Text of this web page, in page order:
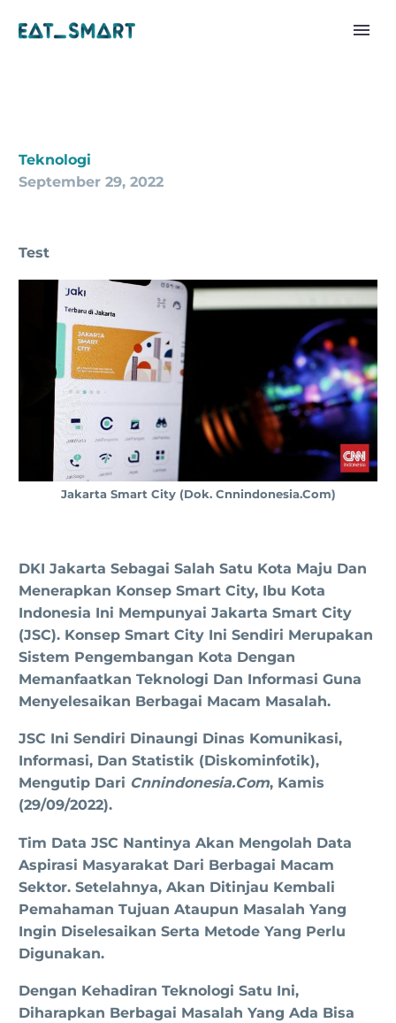
Teknologi
September 29, 2022
Test
Jakarta Smart City (dok. Cnnindonesia.com)
DKI Jakarta Sebagai Salah Satu Kota Maju Dan
Menerapkan Konsep Smart City, Ibu Kota
Indonesia Ini Mempunyai Jakarta Smart City
(JSC). Konsep Smart City Ini Sendiri Merupakan
Sistem Pengembangan Kota Dengan
Memanfaatkan Teknologi Dan Informasi Guna
Menyelesaikan Berbagai Macam Masalah.
JSC Ini Sendiri Dinaungi Dinas Komunikasi,
Informasi, Dan Statistik (Diskominfotik),
Mengutip Dari Cnnindonesia.com, Kamis
(29/09/2022).
Tim Data JSC Nantinya Akan Mengolah Data
Aspirasi Masyarakat Dari Berbagai Macam
Sektor. Setelahnya, Akan Ditinjau Kembali
Pemahaman Tujuan Ataupun Masalah Yang
Ingin Diselesaikan Serta Metode Yang Perlu
Digunakan.
Dengan Kehadiran Teknologi Satu Ini,
Diharapkan Berbagai Masalah Yang Ada Bisa